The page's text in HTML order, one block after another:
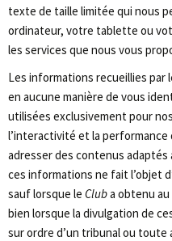
texte de taille limitée qui nous
ordinateur, votre tablette ou
les services que nous vous
Les informations recueillies
en aucune manière de vous
utilisées exclusivement pour
l’interactivité et la
adresser des contenus adaptés
ces informations ne fait l’objet
sauf lorsque le Cluba obtenu
bien lorsque la divulgation de
sur ordre d’un tribunal ou